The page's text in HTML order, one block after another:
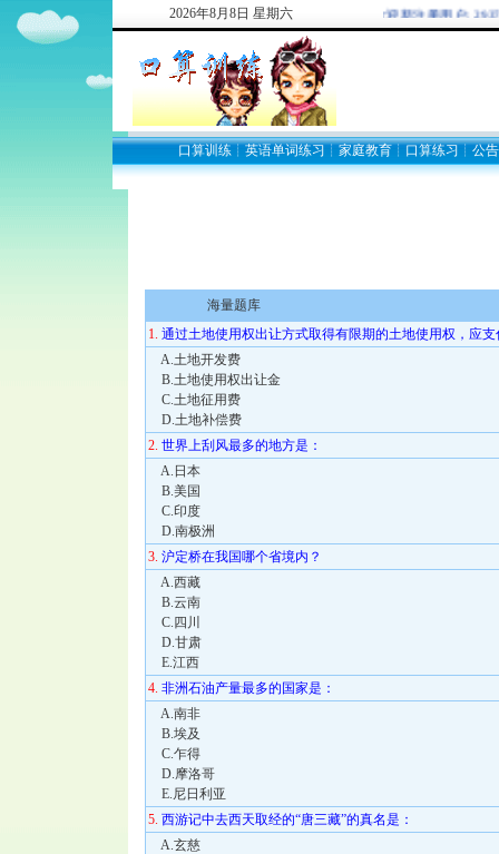
2026年8月 8日 星期六 欢迎新注册用户:
口算训练 ┊ 英语单词练习 ┊ 家庭教育 ┊ 口算练习 ┊ 公
海量题库
1. 通过土地使用权出让方式取得有限期的土地使用权，应支
A.土地开发费
B.土地使用权出让金
C.土地征用费
D.土地补偿费
2. 世界上刮风最多的地方是：
A.日本
B.美国
C.印度
D.南极洲
3. 沪定桥在我国哪个省境内？
A.西藏
B.云南
C.四川
D.甘肃
E.江西
4. 非洲石油产量最多的国家是：
A.南非
B.埃及
C.乍得
D.摩洛哥
E.尼日利亚
5. 西游记中去西天取经的“唐三藏”的真名是：
A.玄慈